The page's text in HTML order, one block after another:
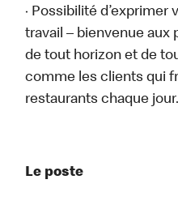
· Possibilité
travail – bienvenue aux
de tout horizon et de
comme les clients qui
restaurants chaque jour.
Le poste